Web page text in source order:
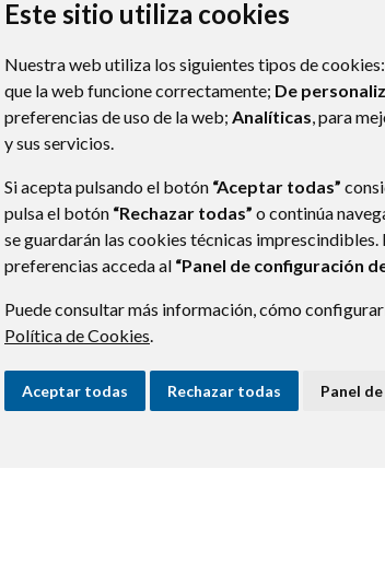
Este sitio utiliza cookies
Nuestra web utiliza los siguientes tipos de cookies:
que la web funcione correctamente; De
preferencias de uso de la web; Analíticas, para
y sus servicios.
Si acepta pulsando el botón “Aceptar todas”
pulsa el botón “Rechazar todas” o continúa
se guardarán las cookies técnicas imprescindibles.
preferencias acceda al “Panel de configuración
Puede consultar más información, cómo
Política de Cookies.
Aceptar todas Rechazar todas Panel